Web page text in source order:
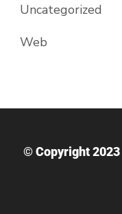
Uncategorized
Web
© Copyright 2023